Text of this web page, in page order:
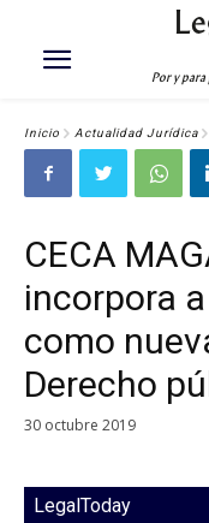
Por y
Inicio Actualidad Jurídica
CECA
incorpora
como
Derecho
30 octubre 2019
LegalToday